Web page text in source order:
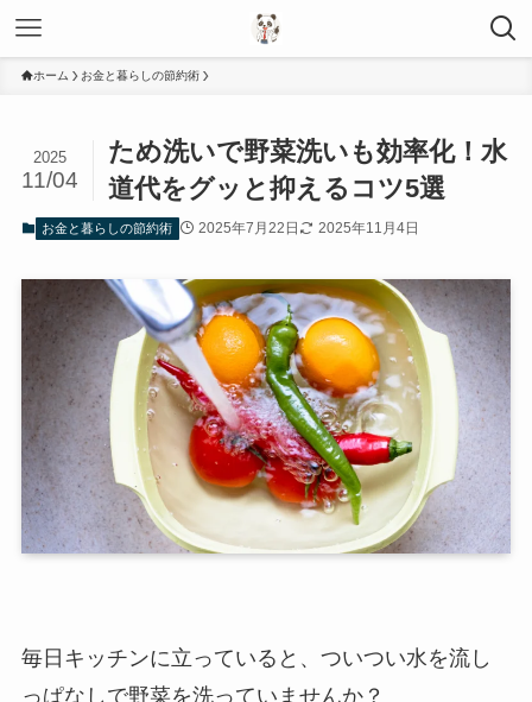
ホーム お金と暮らしの節約術
ため洗いで野菜洗いも効率化！水
道代をグッと抑えるコツ5選
2025
11/04
お金と暮らしの節約術 2025年7月22日 2025年11月4日
毎日キッチンに立っていると、ついつい水を流し
っぱなしで野菜を洗っていませんか？